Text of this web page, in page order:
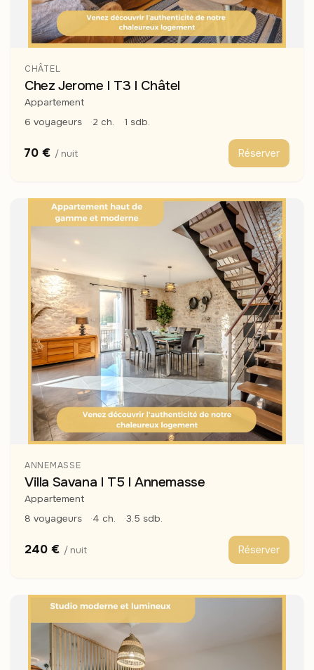
CHÂTEL
Chez Jerome I T3 I Châtel
Appartement
6 voyageurs
2 ch. 1 sdb.
70 € / nuit Réserver
ANNEMASSE
Villa Savana I T5 I Annemasse
Appartement
8 voyageurs
4 ch. 3.5 sdb.
240 € / nuit Réserver